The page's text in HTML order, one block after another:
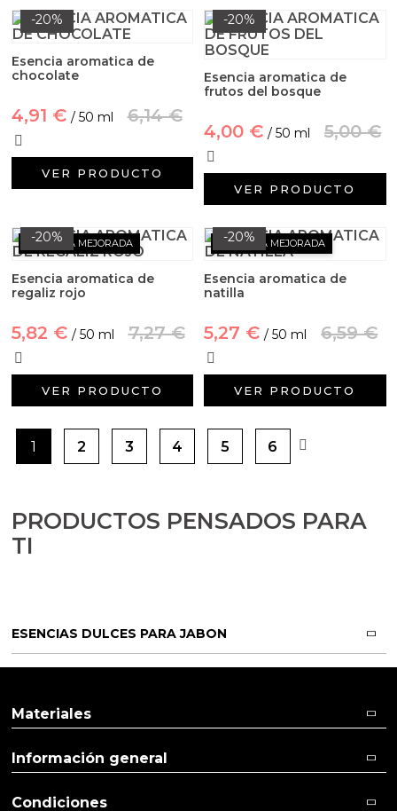
-20%
Esencia aromatica de
chocolate
4,91 € / 50 ml 6,14 €
VER PRODUCTO
-20%
Esencia aromatica de
frutos del bosque
4,00 € / 50 ml 5,00 €
VER PRODUCTO
-20%
FÓRMULA MEJORADA
Esencia aromatica de
regaliz rojo
5,82 € / 50 ml 7,27 €
VER PRODUCTO
-20%
FÓRMULA MEJORADA
Esencia aromatica de
natilla
5,27 € / 50 ml 6,59 €
VER PRODUCTO
1 2 3 4 5 6
PRODUCTOS PENSADOS PARA
TI
ESENCIAS DULCES PARA JABON
Materiales
Información general
Condiciones